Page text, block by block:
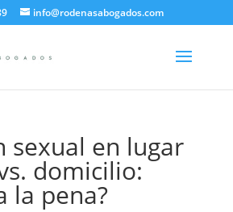
info@rodenasabogados.com
sexual en lugar
domicilio:
la pena?